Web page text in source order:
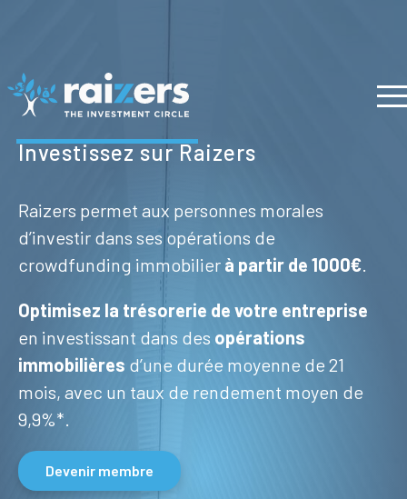
Investissez sur Raizers
Raizers permet aux personnes morales
d’investir dans ses opérations de
crowdfunding immobilier à partir de 1000€.
Optimisez la trésorerie de votre entreprise
en investissant dans des opérations
immobilières d’une durée moyenne de 21
mois, avec un taux de rendement moyen de
9,9%*.
Devenir membre